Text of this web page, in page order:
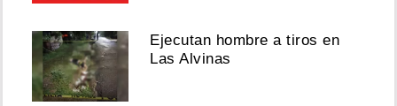
Ejecutan hombre a tiros en
Las Alvinas